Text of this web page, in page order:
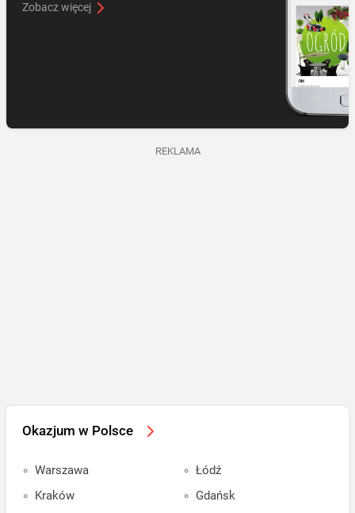
Zobacz więcej
REKLAMA
Okazjum w Polsce
Warszawa
Kraków
Łódź
Gdańsk